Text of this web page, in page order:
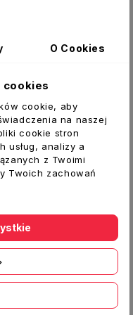
-
do
rusztu
KAMINO).
podnoszenie
firmy
O Cookies
cookie, aby
na naszej
cookie stron
usług, analizy a
z Twoimi
Twoich zachowań